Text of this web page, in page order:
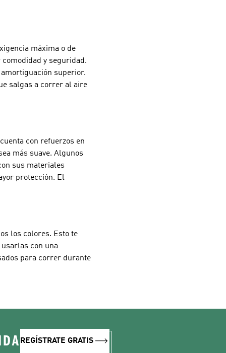
máxima o de
y seguridad.
superior.
salgas a correr al aire
con refuerzos en
más suave. Algunos
sus materiales
protección. El
los colores. Esto te
con una
para correr durante
REGÍSTRATE GRATIS